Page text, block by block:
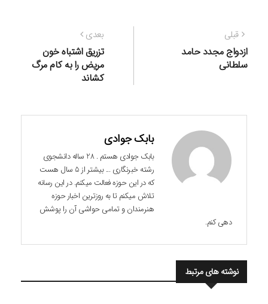
راهبری
نوشته
قبلی
قبلی:
ازدواج مجدد حامد
سلطانی
بعدی
بعدی:
تزریق اشتباه خون
مریض را به کام مرگ
کشاند
بابک جوادی
بابک جوادی هستم . 28 ساله دانشجوی
رشته خبرنگاری ... بیشتر از 5 سال هست
که در این حوزه فعالت میکنم. در این رسانه
تلاش میکنم تا به روزترین اخبار حوزه
هنرمندان و تمامی حواشی آن را پوشش
دهی کنم.
نوشته های مرتبط